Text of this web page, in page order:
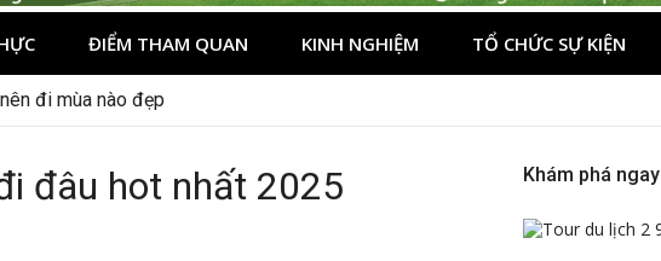
ĐIỂM THAM QUAN KINH NGHIỆM TỔ CHỨC SỰ KIỆN
đi đâu, mặc gì đẹp?
đâu hot nhất 2025 Khám phá ngay